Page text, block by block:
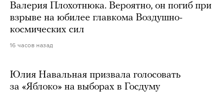
Валерия Плохотнюка. Вероятно, он погиб при
взрыве на юбилее главкома Воздушно-
космических сил
16 часов назад
Юлия Навальная призвала голосовать
за «Яблоко» на выборах в Госдуму